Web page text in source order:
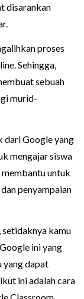
disarankan
proses
Sehingga,
sebuah
murid-
dari Google yang
mengajar siswa
untuk
penyampaian
kamu
ini yang
yang dapat
ini adalah cara